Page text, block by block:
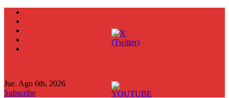
Jue. Ago 6th, 2026
Subscribe